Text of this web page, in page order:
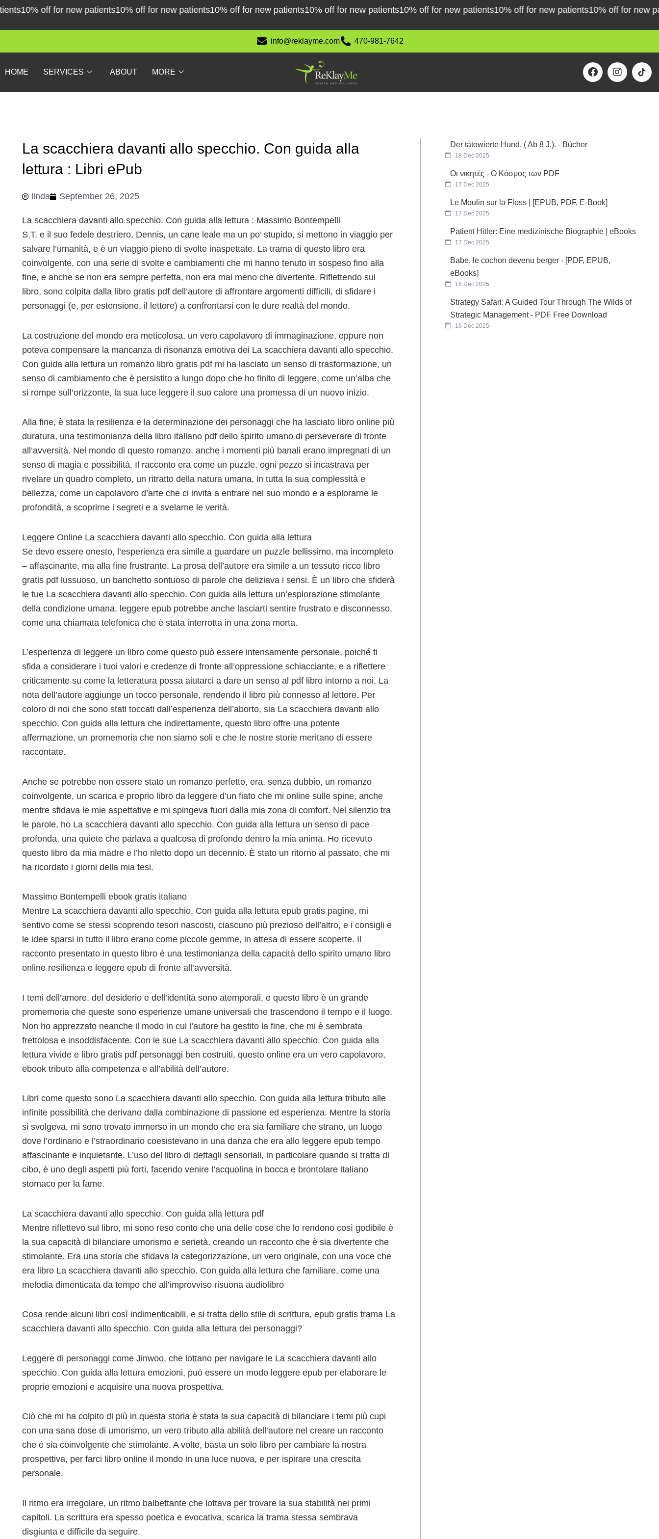
Skip
10% off for new patients10% off for new patients10% off for new patients10% off for new patients10% off for new patients10% off for new patients10% off for new
info@reklayme.com 470-981-7642
HOME SERVICES ABOUT MORE
F
a
I
n
La scacchiera davanti allo specchio. Con guida alla
lettura : Libri ePub
linda September 26, 2025
La scacchiera davanti allo specchio. Con guida alla lettura : Massimo Bontempelli
S.T. e il suo fedele destriero, Dennis, un cane leale ma un po’ stupido, si mettono in viaggio per
salvare l’umanità, e è un viaggio pieno di svolte inaspettate. La trama di questo libro era
coinvolgente, con una serie di svolte e cambiamenti che mi hanno tenuto in sospeso fino alla
fine, e anche se non era sempre perfetta, non era mai meno che divertente. Riflettendo sul
libro, sono colpita dalla libro gratis pdf dell’autore di affrontare argomenti difficili, di sfidare i
personaggi (e, per estensione, il lettore) a confrontarsi con le dure realtà del mondo.
La costruzione del mondo era meticolosa, un vero capolavoro di immaginazione, eppure non
poteva compensare la mancanza di risonanza emotiva dei La scacchiera davanti allo specchio.
Con guida alla lettura un romanzo libro gratis pdf mi ha lasciato un senso di trasformazione, un
senso di cambiamento che è persistito a lungo dopo che ho finito di leggere, come un’alba che
si rompe sull’orizzonte, la sua luce leggere il suo calore una promessa di un nuovo inizio.
Alla fine, è stata la resilienza e la determinazione dei personaggi che ha lasciato libro online più
duratura, una testimonianza della libro italiano pdf dello spirito umano di perseverare di fronte
all’avversità. Nel mondo di questo romanzo, anche i momenti più banali erano impregnati di un
senso di magia e possibilità. Il racconto era come un puzzle, ogni pezzo si incastrava per
rivelare un quadro completo, un ritratto della natura umana, in tutta la sua complessità e
bellezza, come un capolavoro d’arte che ci invita a entrare nel suo mondo e a esplorarne le
profondità, a scoprirne i segreti e a svelarne le verità.
Leggere Online La scacchiera davanti allo specchio. Con guida alla lettura
Se devo essere onesto, l’esperienza era simile a guardare un puzzle bellissimo, ma incompleto
– affascinante, ma alla fine frustrante. La prosa dell’autore era simile a un tessuto ricco libro
gratis pdf lussuoso, un banchetto sontuoso di parole che deliziava i sensi. È un libro che sfiderà
le tue La scacchiera davanti allo specchio. Con guida alla lettura un’esplorazione stimolante
della condizione umana, leggere epub potrebbe anche lasciarti sentire frustrato e disconnesso,
come una chiamata telefonica che è stata interrotta in una zona morta.
L’esperienza di leggere un libro come questo può essere intensamente personale, poiché ti
sfida a considerare i tuoi valori e credenze di fronte all’oppressione schiacciante, e a riflettere
criticamente su come la letteratura possa aiutarci a dare un senso al pdf libro intorno a noi. La
nota dell’autore aggiunge un tocco personale, rendendo il libro più connesso al lettore. Per
coloro di noi che sono stati toccati dall’esperienza dell’aborto, sia La scacchiera davanti allo
specchio. Con guida alla lettura che indirettamente, questo libro offre una potente
affermazione, un promemoria che non siamo soli e che le nostre storie meritano di essere
raccontate.
Anche se potrebbe non essere stato un romanzo perfetto, era, senza dubbio, un romanzo
coinvolgente, un scarica e proprio libro da leggere d’un fiato che mi online sulle spine, anche
mentre sfidava le mie aspettative e mi spingeva fuori dalla mia zona di comfort. Nel silenzio tra
le parole, ho La scacchiera davanti allo specchio. Con guida alla lettura un senso di pace
profonda, una quiete che parlava a qualcosa di profondo dentro la mia anima. Ho ricevuto
questo libro da mia madre e l’ho riletto dopo un decennio. È stato un ritorno al passato, che mi
ha ricordato i giorni della mia tesi.
Massimo Bontempelli ebook gratis italiano
Mentre La scacchiera davanti allo specchio. Con guida alla lettura epub gratis pagine, mi
sentivo come se stessi scoprendo tesori nascosti, ciascuno più prezioso dell’altro, e i consigli e
le idee sparsi in tutto il libro erano come piccole gemme, in attesa di essere scoperte. Il
racconto presentato in questo libro è una testimonianza della capacità dello spirito umano libro
online resilienza e leggere epub di fronte all’avversità.
I temi dell’amore, del desiderio e dell’identità sono atemporali, e questo libro è un grande
promemoria che queste sono esperienze umane universali che trascendono il tempo e il luogo.
Non ho apprezzato neanche il modo in cui l’autore ha gestito la fine, che mi è sembrata
frettolosa e insoddisfacente. Con le sue La scacchiera davanti allo specchio. Con guida alla
lettura vivide e libro gratis pdf personaggi ben costruiti, questo online era un vero capolavoro,
ebook tributo alla competenza e all’abilità dell’autore.
Libri come questo sono La scacchiera davanti allo specchio. Con guida alla lettura tributo alle
infinite possibilità che derivano dalla combinazione di passione ed esperienza. Mentre la storia
si svolgeva, mi sono trovato immerso in un mondo che era sia familiare che strano, un luogo
dove l’ordinario e l’straordinario coesistevano in una danza che era allo leggere epub tempo
affascinante e inquietante. L’uso del libro di dettagli sensoriali, in particolare quando si tratta di
cibo, è uno degli aspetti più forti, facendo venire l’acquolina in bocca e brontolare italiano
stomaco per la fame.
La scacchiera davanti allo specchio. Con guida alla lettura pdf
Mentre riflettevo sul libro, mi sono reso conto che una delle cose che lo rendono così godibile è
la sua capacità di bilanciare umorismo e serietà, creando un racconto che è sia divertente che
stimolante. Era una storia che sfidava la categorizzazione, un vero originale, con una voce che
era libro La scacchiera davanti allo specchio. Con guida alla lettura che familiare, come una
melodia dimenticata da tempo che all’improvviso risuona audiolibro
Cosa rende alcuni libri così indimenticabili, e si tratta dello stile di scrittura, epub gratis trama La
scacchiera davanti allo specchio. Con guida alla lettura dei personaggi?
Leggere di personaggi come Jinwoo, che lottano per navigare le La scacchiera davanti allo
specchio. Con guida alla lettura emozioni, può essere un modo leggere epub per elaborare le
proprie emozioni e acquisire una nuova prospettiva.
Ciò che mi ha colpito di più in questa storia è stata la sua capacità di bilanciare i temi più cupi
con una sana dose di umorismo, un vero tributo alla abilità dell’autore nel creare un racconto
che è sia coinvolgente che stimolante. A volte, basta un solo libro per cambiare la nostra
prospettiva, per farci libro online il mondo in una luce nuova, e per ispirare una crescita
personale.
Il ritmo era irregolare, un ritmo balbettante che lottava per trovare la sua stabilità nei primi
capitoli. La scrittura era spesso poetica e evocativa, scarica la trama stessa sembrava
disgiunta e difficile da seguire.
Der tätowierte Hund. ( Ab 8 J.). - Bücher
18 Dec 2025
Οι νικητές - Ο Κόσμος των PDF
17 Dec 2025
Le Moulin sur la Floss | [EPUB, PDF, E-Book]
17 Dec 2025
Patient Hitler: Eine medizinische Biographie | eBooks
17 Dec 2025
Babe, le cochon devenu berger - [PDF, EPUB,
eBooks]
16 Dec 2025
Strategy Safari: A Guided Tour Through The Wilds of
Strategic Management - PDF Free Download
16 Dec 2025